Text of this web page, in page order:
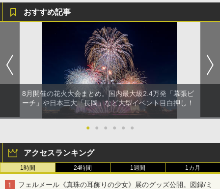
おすすめ記事
8月開催の花火大会まとめ。国内最大級2.4万発「幕張ビ
ーチ」や日本三大「長岡」など大型イベント目白押し！
● ● ● ● ● ●
アクセスランキング
1時間 24時間 1週間 1カ月
フェルメール《真珠の耳飾りの少女》展のグッズ公開。図録/ミ